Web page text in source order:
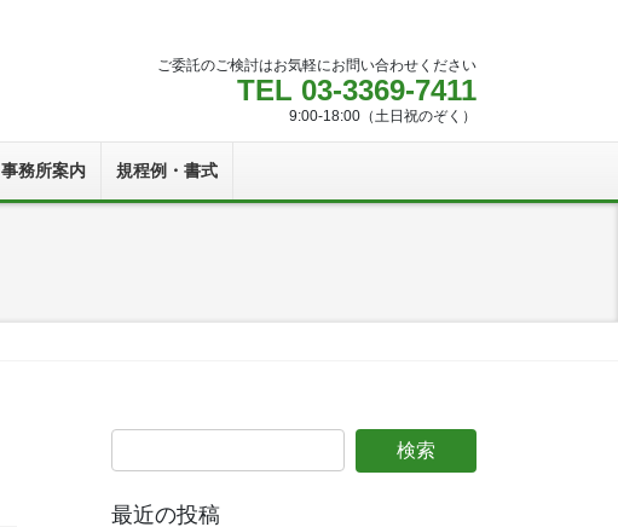
ご委託のご検討はお気軽にお問い合わせください
TEL 03-3369-7411
9:00-18:00（土日祝のぞく）
事務所案内 規程例・書式
最近の投稿